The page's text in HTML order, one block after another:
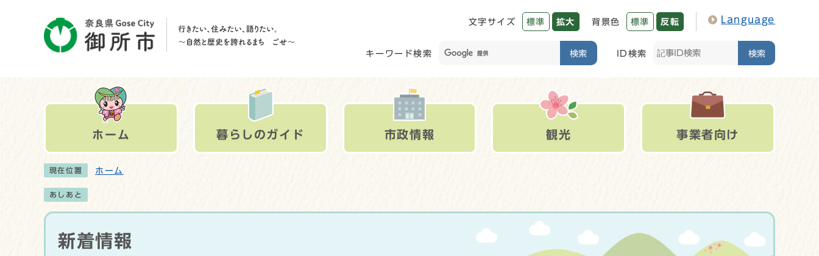
文字サイズ 標準 拡大 背景色 標準 反転 Language
キーワード検索 検索 ID検索 検索
ホーム 暮らしのガイド 市政情報 観光 事業者向け
現在位置 ホーム
あしあと
新着情報